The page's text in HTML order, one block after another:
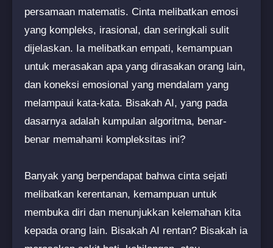
persamaan matematis. Cinta melibatkan emosi
yang kompleks, irasional, dan seringkali sulit
dijelaskan. Ia melibatkan empati, kemampuan
untuk merasakan apa yang dirasakan orang lain,
dan koneksi emosional yang mendalam yang
melampaui kata-kata. Bisakah AI, yang pada
dasarnya adalah kumpulan algoritma, benar-
benar memahami kompleksitas ini?
Banyak yang berpendapat bahwa cinta sejati
melibatkan kerentanan, kemampuan untuk
membuka diri dan menunjukkan kelemahan kita
kepada orang lain. Bisakah AI rentan? Bisakah ia